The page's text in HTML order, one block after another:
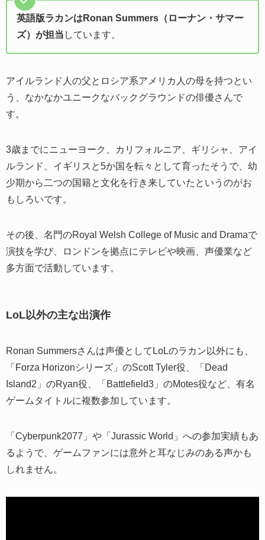
英語版ラカンはRonan Summers（ローナン・サマー
ズ）が担当 しています。
アイルランド人の父とロシア系アメリカ人の母を持つとい
う、なかなかユニークなバックグラウンドの俳優さんで
す。
3歳までにニューヨーク、カリフォルニア、ギリシャ、アイ
ルランド、イギリスと5か国を転々として育ったそうで、幼
少期から二つの国籍と文化を行き来していたというのがお
もしろいです。
その後、名門のRoyal Welsh College of Music and Dramaで
演技を学び、ロンドンを拠点にテレビや映画、声優業など
多方面で活動しています。
LoL以外の主な出演作
Ronan Summersさんは声優としてLoLのラカン以外にも、
「Forza Horizonシリーズ」のScott Tyler役、「Dead
Island2」のRyan役、「Battlefield3」のMotes役など、有名
ゲームタイトルに複数参加しています。
「Cyberpunk2077」や「Jurassic World」への参加実績もあ
るようで、ゲームファンには意外と耳なじみのある声かも
しれません。